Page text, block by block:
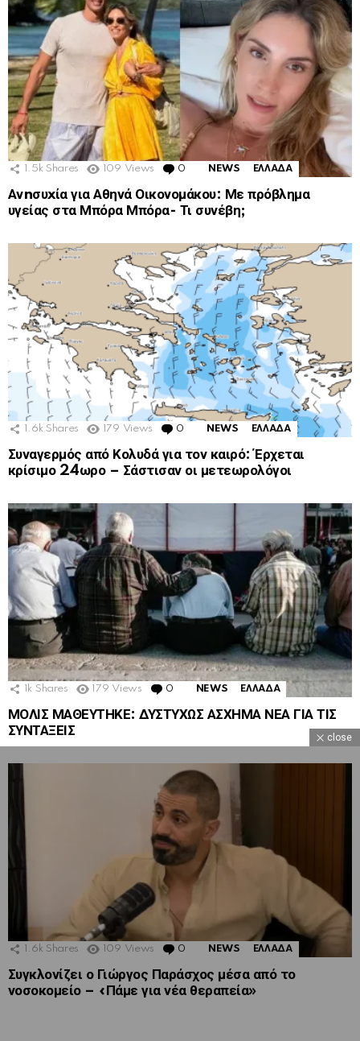
1.5k Shares 109 Views 0 Comments
NEWS ΕΛΛΑΔΑ
Ανnσυxία για Αθηνά Οικονομάκου: Με πρόβλημα
υγείας στα Μπόρα Μπόρα- Τι συνέβη;
1.6k Shares 179 Views 0 Comments
NEWS ΕΛΛΑΔΑ
Συναγερμός από Κολυδά για τον καιρό: Έρχεται
κρίσιμο 24ωρο – Σάστισαν οι μετεωρολόγοι
1k Shares 179 Views 0 Comments
NEWS ΕΛΛΑΔΑ
ΜΟΛΙΣ ΜΑΘΕΥΤΗΚΕ: ΔΥΣΤΥΧΩΣ ΑΣΧΗΜΑ ΝΕΑ ΓΙΑ ΤΙΣ
ΣΥΝΤΑΞΕΙΣ
1.6k Shares 109 Views 0 Comments
NEWS ΕΛΛΑΔΑ
Συγκλονίζει ο Γιώργος Παράσχος μέσα από το
νοσοκομείο – «Πάμε για νέα θεραπεία»
close